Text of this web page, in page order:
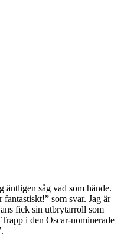
äntligen såg vad som hände.
som svar. Jag är
fick sin utbrytarroll som
i den Oscar-nominerade